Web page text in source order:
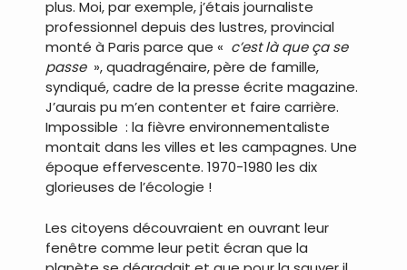
plus. Moi, par exemple, j’étais journaliste
professionnel depuis des lustres, provincial
monté à Paris parce que « c’est là que ça se
passe», quadragénaire, père de famille,
syndiqué, cadre de la presse écrite magazine.
J’aurais pu m’en contenter et faire carrière.
Impossible : la fièvre environnementaliste
montait dans les villes et les campagnes. Une
époque effervescente. 1970-1980 les dix
glorieuses de l’écologie !
Les citoyens découvraient en ouvrant leur
fenêtre comme leur petit écran que la